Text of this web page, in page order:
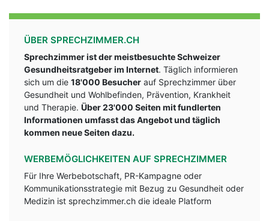
ÜBER SPRECHZIMMER.CH
Sprechzimmer ist der meistbesuchte Schweizer
Gesundheitsratgeber im Internet. Täglich informieren
sich um die 18'000 Besucher auf Sprechzimmer über
Gesundheit und Wohlbefinden, Prävention, Krankheit
und Therapie. Über 23'000 Seiten mit fundlerten
Informationen umfasst das Angebot und täglich
kommen neue Seiten dazu.
WERBEMÖGLICHKEITEN AUF SPRECHZIMMER
Für Ihre Werbebotschaft, PR-Kampagne oder
Kommunikationsstrategie mit Bezug zu Gesundheit oder
Medizin ist sprechzimmer.ch die ideale Platform